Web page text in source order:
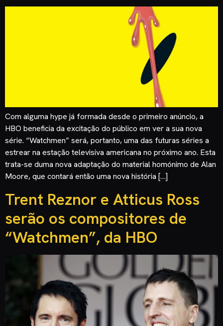
Com alguma hype já formada desde o primeiro anúncio, a
HBO beneficia da excitação do público em ver a sua nova
série. “Watchmen” será, portanto, uma das futuras séries a
estrear na estação televisiva americana no próximo ano. Esta
trata-se duma nova adaptação do material homónimo de Alan
Moore, que contará então uma nova história […]
Trent Reznor e Atticus Ross
serão os compositores de
“Watchmen”, da HBO